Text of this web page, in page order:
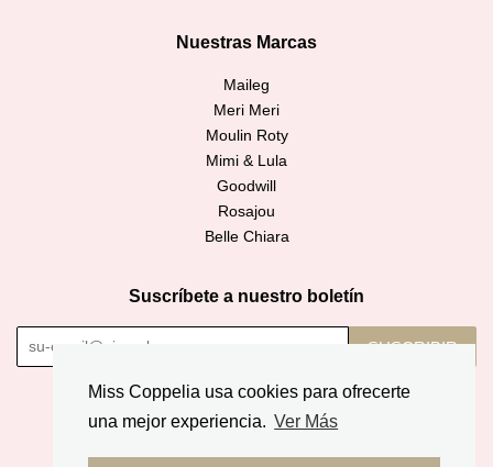
Miss Coppelia usa cookies para ofrecerte
una mejor experiencia. Ver Más
Nuestras Marcas
Maileg
Meri Meri
Moulin Roty
Mimi & Lula
Goodwill
Rosajou
Belle Chiara
Suscríbete a nuestro boletín
SUSCRIBIR
Copyright © 2026, Miss Coppelia